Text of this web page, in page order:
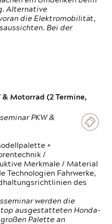
Alternative
die Elektromobilität,
Bei der
& Motorrad (2 Termine,
PKW &
+
/
Merkmale / Material
Technologien Fahrwerke,
des
werden die
top ausgestatteten Honda-
Palette an